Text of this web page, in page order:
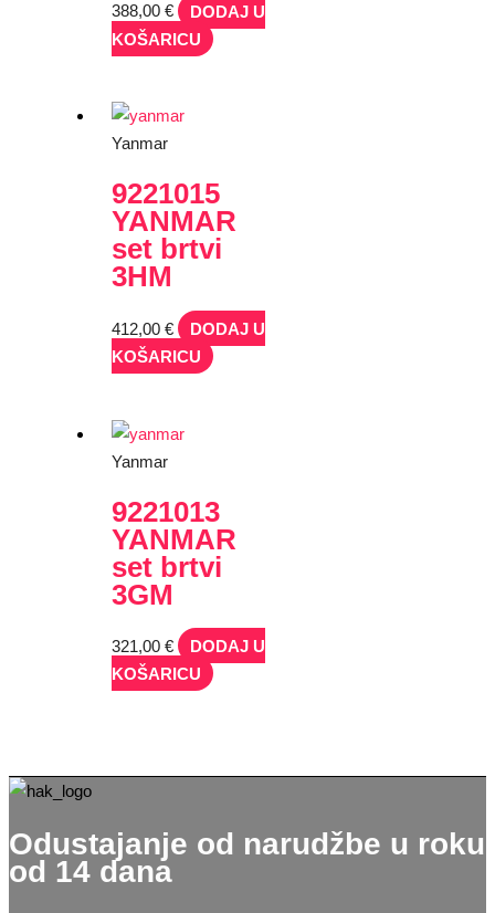
388,00€
DODAJ U
KOŠARICU
Yanmar
9221015
YANMAR
set brtvi
3HM
412,00€
DODAJ U
KOŠARICU
Yanmar
9221013
YANMAR
set brtvi
3GM
321,00€
DODAJ U
KOŠARICU
Odustajanje od narudžbe u roku
od 14 dana